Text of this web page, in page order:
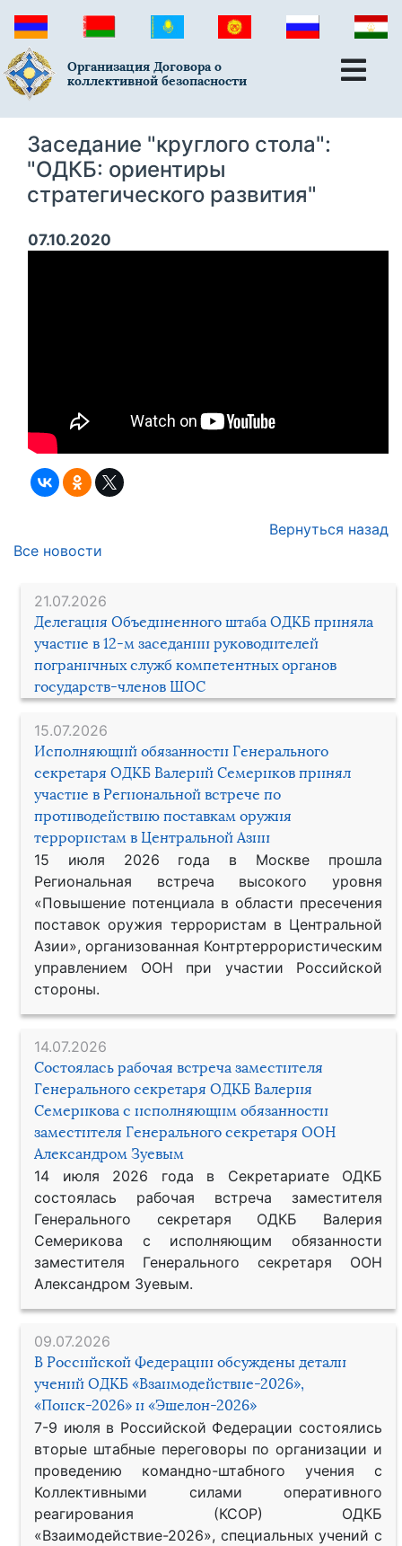
Организация Договора о
коллективной безопасности
21.07.2026
Делегация Объединенного штаба ОДКБ приняла
участие в 12-м заседании руководителей
пограничных служб компетентных органов
государств-членов ШОС
15.07.2026
Исполняющий обязанности Генерального
секретаря ОДКБ Валерий Семериков принял
участие в Региональной встрече по
противодействию поставкам оружия
террористам в Центральной Азии
15 июля 2026 года в Москве прошла
Региональная встреча высокого уровня
«Повышение потенциала в области пресечения
поставок оружия террористам в Центральной
Азии», организованная Контртеррористическим
управлением ООН при участии Российской
стороны.
14.07.2026
Состоялась рабочая встреча заместителя
Генерального секретаря ОДКБ Валерия
Семерикова с исполняющим обязанности
заместителя Генерального секретаря ООН
Александром Зуевым
14 июля 2026 года в Секретариате ОДКБ
состоялась рабочая встреча заместителя
Генерального секретаря ОДКБ Валерия
Семерикова с исполняющим обязанности
заместителя Генерального секретаря ООН
Александром Зуевым.
09.07.2026
В Российской Федерации обсуждены детали
учений ОДКБ «Взаимодействие-2026»,
«Поиск-2026» и «Эшелон-2026»
7-9 июля в Российской Федерации состоялись
вторые штабные переговоры по организации и
проведению командно-штабного учения с
Коллективными силами оперативного
реагирования (КСОР) ОДКБ
«Взаимодействие-2026», специальных учений с
Заседание "круглого стола":
"ОДКБ: ориентиры
стратегического развития"
07.10.2020
Вернуться назад
Все новости